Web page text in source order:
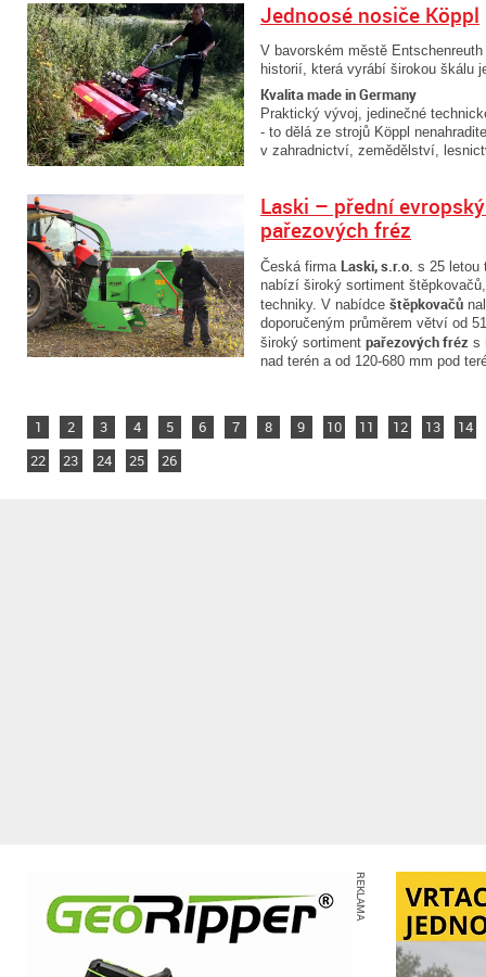
Jednoosé nosiče Köppl
V bavorském městě
historií, která vyrábí širokou škálu
Kvalita made in Germany
Praktický vývoj, jedinečné
- to dělá ze strojů Köppl
v zahradnictví, zemědělství,
Laski – přední
pařezových fréz
Česká firma Laski, s.r.o. s 25 letou
nabízí široký sortiment
techniky. V nabídce štěpkovačů
doporučeným průměrem větví od
široký sortiment pařezových fréz s
nad terén a od 120-680 mm pod
1 2 3 4 5 6 7 8 9 10 11 12 13
14
22
23 24 25 26
REKLAMA